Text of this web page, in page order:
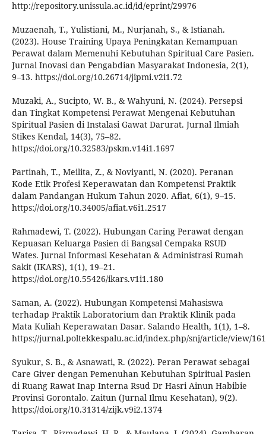
http://repository.unissula.ac.id/id/eprint/29976
Muzaenah, T., Yulistiani, M., Nurjanah, S., & Istianah.
(2023). House Training Upaya Peningkatan Kemampuan
Perawat dalam Memenuhi Kebutuhan Spiritual Care Pasien.
Jurnal Inovasi dan Pengabdian Masyarakat Indonesia, 2(1),
9–13. https://doi.org/10.26714/jipmi.v2i1.72
Muzaki, A., Sucipto, W. B., & Wahyuni, N. (2024). Persepsi
dan Tingkat Kompetensi Perawat Mengenai Kebutuhan
Spiritual Pasien di Instalasi Gawat Darurat. Jurnal Ilmiah
Stikes Kendal, 14(3), 75–82.
https://doi.org/10.32583/pskm.v14i1.1697
Partinah, T., Meilita, Z., & Noviyanti, N. (2020). Peranan
Kode Etik Profesi Keperawatan dan Kompetensi Praktik
dalam Pandangan Hukum Tahun 2020. Afiat, 6(1), 9–15.
https://doi.org/10.34005/afiat.v6i1.2517
Rahmadewi, T. (2022). Hubungan Caring Perawat dengan
Kepuasan Keluarga Pasien di Bangsal Cempaka RSUD
Wates. Jurnal Informasi Kesehatan & Administrasi Rumah
Sakit (IKARS), 1(1), 19–21.
https://doi.org/10.55426/ikars.v1i1.180
Saman, A. (2022). Hubungan Kompetensi Mahasiswa
terhadap Praktik Laboratorium dan Praktik Klinik pada
Mata Kuliah Keperawatan Dasar. Salando Health, 1(1), 1–8.
https://jurnal.poltekkespalu.ac.id/index.php/snj/article/view/
Syukur, S. B., & Asnawati, R. (2022). Peran Perawat sebagai
Care Giver dengan Pemenuhan Kebutuhan Spiritual Pasien
di Ruang Rawat Inap Interna Rsud Dr Hasri Ainun Habibie
Provinsi Gorontalo. Zaitun (Jurnal Ilmu Kesehatan), 9(2).
https://doi.org/10.31314/zijk.v9i2.1374